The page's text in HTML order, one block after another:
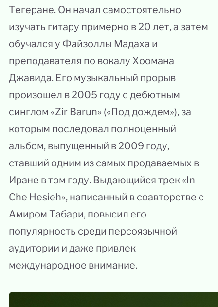
Тегеране. Он начал самостоятельно
изучать гитару примерно в 20 лет, а затем
обучался у Файзоллы Мадаха и
преподавателя по вокалу Хоомана
Джавида. Его музыкальный прорыв
произошел в 2005 году с дебютным
синглом «Zir Barun» («Под дождем»), за
которым последовал полноценный
альбом, выпущенный в 2009 году,
ставший одним из самых продаваемых в
Иране в том году. Выдающийся трек «In
Che Hesieh», написанный в соавторстве с
Амиром Табари, повысил его
популярность среди персоязычной
аудитории и даже привлек
международное внимание.